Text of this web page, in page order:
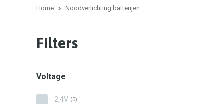
Home Noodverlichting batterijen
Filters
Voltage
2,4V (0)